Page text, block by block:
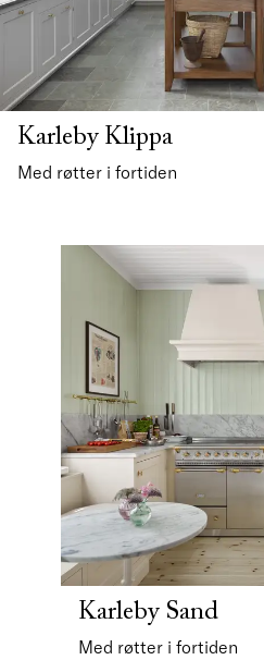
Karleby Klippa
Med røtter i fortiden
Karleby Sand
Med røtter i fortiden